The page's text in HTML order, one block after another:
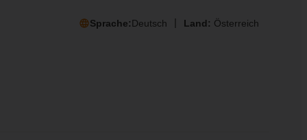
Sprache:Deutsch Land: Österreich